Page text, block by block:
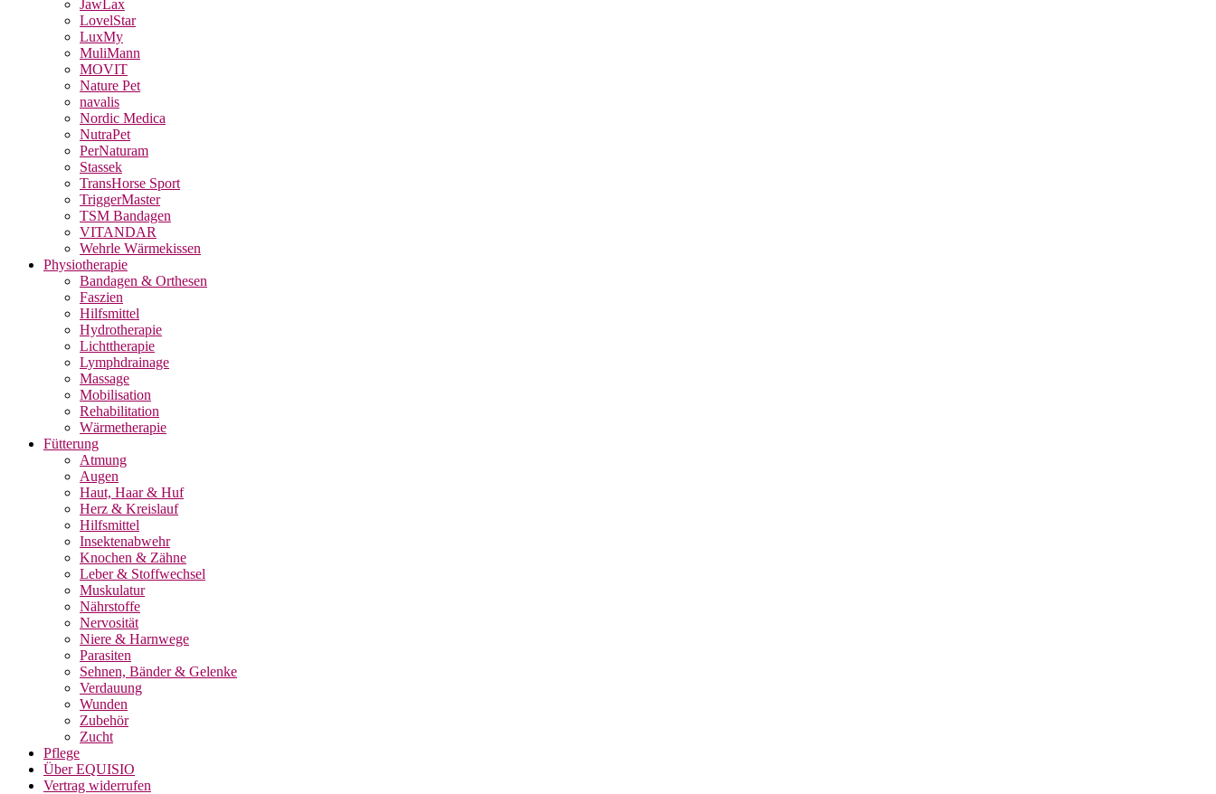
JawLax
LovelStar
LuxMy
MuliMann
MOVIT
Nature Pet
navalis
Nordic Medica
NutraPet
PerNaturam
Stassek
TransHorse Sport
TriggerMaster
TSM Bandagen
VITANDAR
Wehrle Wärmekissen
Physiotherapie
Bandagen & Orthesen
Faszien
Hilfsmittel
Hydrotherapie
Lichttherapie
Lymphdrainage
Massage
Mobilisation
Rehabilitation
Wärmetherapie
Fütterung
Atmung
Augen
Haut, Haar & Huf
Herz & Kreislauf
Hilfsmittel
Insektenabwehr
Knochen & Zähne
Leber & Stoffwechsel
Muskulatur
Nährstoffe
Nervosität
Niere & Harnwege
Parasiten
Sehnen, Bänder & Gelenke
Verdauung
Wunden
Zubehör
Zucht
Pflege
Über EQUISIO
Vertrag widerrufen